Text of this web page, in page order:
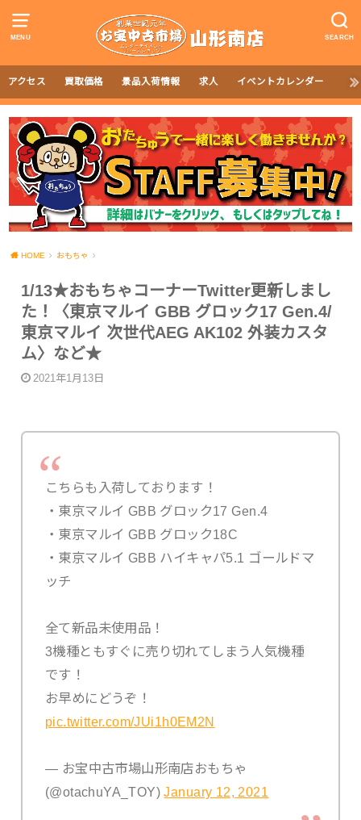
MENU SEARCH
アクセス 買取価格 景品入荷情報 求人 イベントカレンダー
HOME おもちゃ
1/13★おもちゃコーナーTwitter更新しまし
た！〈東京マルイ GBB グロック17 Gen.4/
東京マルイ 次世代AEG AK102 外装カスタ
ム〉など★
2021年1月13日
こちらも入荷しております！
・東京マルイ GBB グロック17 Gen.4
・東京マルイ GBB グロック18C
・東京マルイ GBB ハイキャパ5.1 ゴールドマ
ッチ
全て新品未使用品！
3機種ともすぐに売り切れてしまう人気機種
です！
お早めにどうぞ！
pic.twitter.com/JUi1h0EM2N
— お宝中古市場山形南店おもちゃ
(@otachuYA_TOY)January 12, 2021